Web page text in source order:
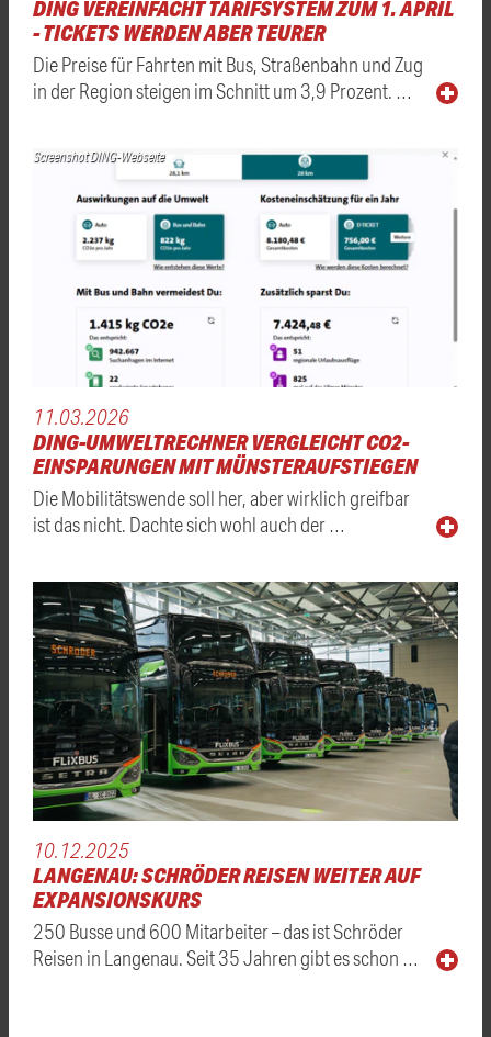
DING VEREINFACHT TARIFSYSTEM ZUM 1. APRIL
- TICKETS WERDEN ABER TEURER
Die Preise für Fahrten mit Bus, Straßenbahn und Zug
in der Region steigen im Schnitt um 3,9 Prozent. …
Screenshot DING-Webseite
11.03.2026
DING-UMWELTRECHNER VERGLEICHT CO2-
EINSPARUNGEN MIT MÜNSTERAUFSTIEGEN
Die Mobilitätswende soll her, aber wirklich greifbar
ist das nicht. Dachte sich wohl auch der …
10.12.2025
LANGENAU: SCHRÖDER REISEN WEITER AUF
EXPANSIONSKURS
250 Busse und 600 Mitarbeiter – das ist Schröder
Reisen in Langenau. Seit 35 Jahren gibt es schon …